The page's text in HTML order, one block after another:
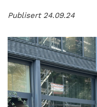
Publisert 24.09.24